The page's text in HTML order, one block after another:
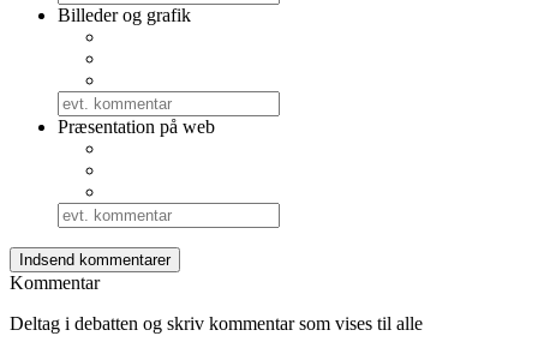
Billeder og grafik
Præsentation på web
Kommentar
Deltag i debatten og skriv kommentar som vises til alle